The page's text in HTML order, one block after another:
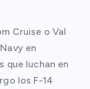
Cruise o Val
en
luchan en
los F-14